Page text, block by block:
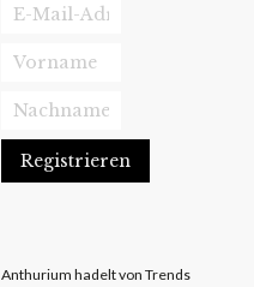
Anthurium hadelt von Trends